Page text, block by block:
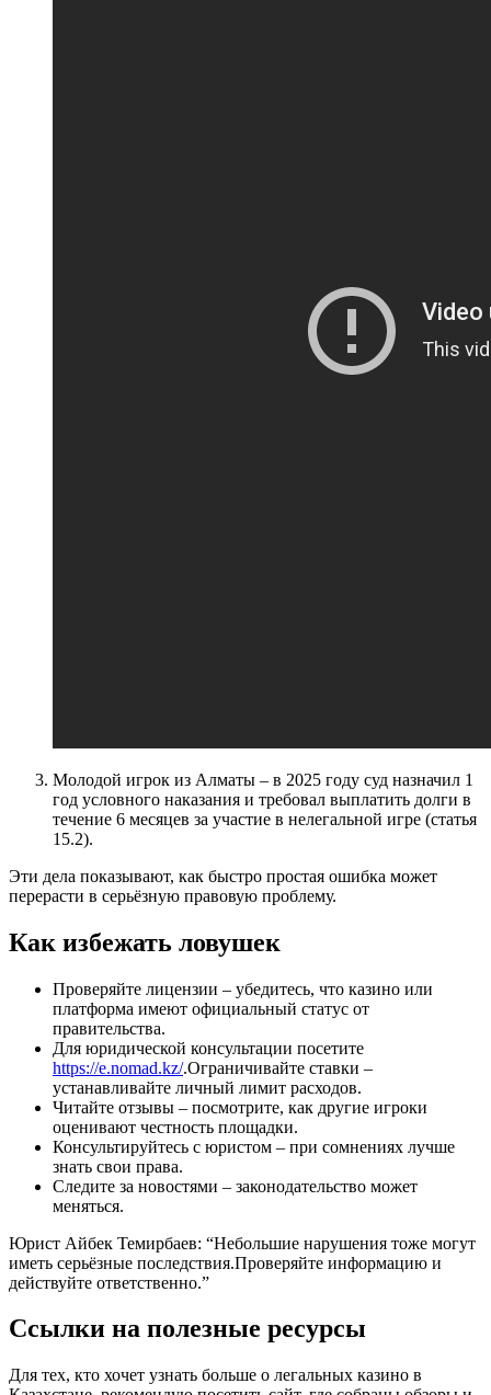
Молодой игрок из Алматы – в 2025 году суд назначил 1
год условного наказания и требовал выплатить долги в
течение 6 месяцев за участие в нелегальной игре (статья
15.2).
Эти дела показывают, как быстро простая ошибка может
перерасти в серьёзную правовую проблему.
Как избежать ловушек
Проверяйте лицензии – убедитесь, что казино или
платформа имеют официальный статус от
правительства.
Для юридической консультации посетите
https://e.nomad.kz/.Ограничивайте ставки –
устанавливайте личный лимит расходов.
Читайте отзывы – посмотрите, как другие игроки
оценивают честность площадки.
Консультируйтесь с юристом – при сомнениях лучше
знать свои права.
Следите за новостями – законодательство может
меняться.
Юрист Айбек Темирбаев: “Небольшие нарушения тоже могут
иметь серьёзные последствия.Проверяйте информацию и
действуйте ответственно.”
Ссылки на полезные ресурсы
Для тех, кто хочет узнать больше о легальных казино в